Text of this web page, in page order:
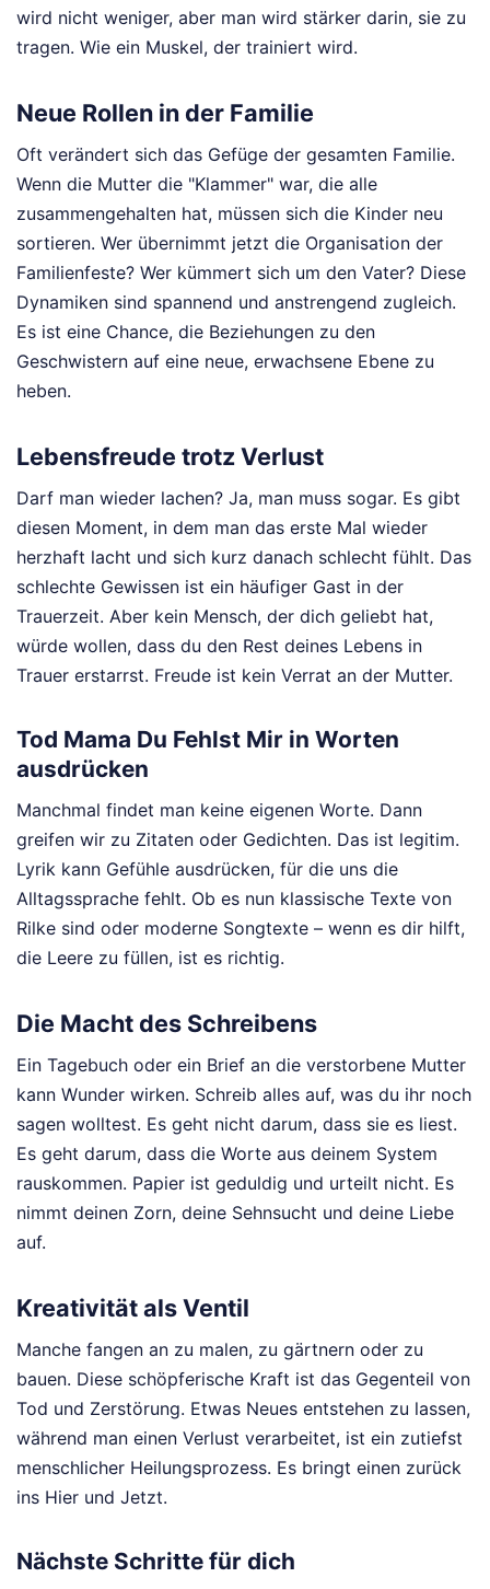
wird nicht weniger, aber man wird stärker darin, sie zu
tragen. Wie ein Muskel, der trainiert wird.
Neue Rollen in der Familie
Oft verändert sich das Gefüge der gesamten Familie.
Wenn die Mutter die "Klammer" war, die alle
zusammengehalten hat, müssen sich die Kinder neu
sortieren. Wer übernimmt jetzt die Organisation der
Familienfeste? Wer kümmert sich um den Vater? Diese
Dynamiken sind spannend und anstrengend zugleich.
Es ist eine Chance, die Beziehungen zu den
Geschwistern auf eine neue, erwachsene Ebene zu
heben.
Lebensfreude trotz Verlust
Darf man wieder lachen? Ja, man muss sogar. Es gibt
diesen Moment, in dem man das erste Mal wieder
herzhaft lacht und sich kurz danach schlecht fühlt. Das
schlechte Gewissen ist ein häufiger Gast in der
Trauerzeit. Aber kein Mensch, der dich geliebt hat,
würde wollen, dass du den Rest deines Lebens in
Trauer erstarrst. Freude ist kein Verrat an der Mutter.
Tod Mama Du Fehlst Mir in Worten
ausdrücken
Manchmal findet man keine eigenen Worte. Dann
greifen wir zu Zitaten oder Gedichten. Das ist legitim.
Lyrik kann Gefühle ausdrücken, für die uns die
Alltagssprache fehlt. Ob es nun klassische Texte von
Rilke sind oder moderne Songtexte – wenn es dir hilft,
die Leere zu füllen, ist es richtig.
Die Macht des Schreibens
Ein Tagebuch oder ein Brief an die verstorbene Mutter
kann Wunder wirken. Schreib alles auf, was du ihr noch
sagen wolltest. Es geht nicht darum, dass sie es liest.
Es geht darum, dass die Worte aus deinem System
rauskommen. Papier ist geduldig und urteilt nicht. Es
nimmt deinen Zorn, deine Sehnsucht und deine Liebe
auf.
Kreativität als Ventil
Manche fangen an zu malen, zu gärtnern oder zu
bauen. Diese schöpferische Kraft ist das Gegenteil von
Tod und Zerstörung. Etwas Neues entstehen zu lassen,
während man einen Verlust verarbeitet, ist ein zutiefst
menschlicher Heilungsprozess. Es bringt einen zurück
ins Hier und Jetzt.
Nächste Schritte für dich